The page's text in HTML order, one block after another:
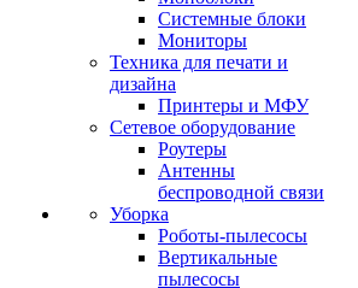
Системные блоки
Мониторы
Техника для печати и
дизайна
Принтеры и МФУ
Сетевое оборудование
Роутеры
Антенны
беспроводной связи
Уборка
Роботы-пылесосы
Вертикальные
пылесосы